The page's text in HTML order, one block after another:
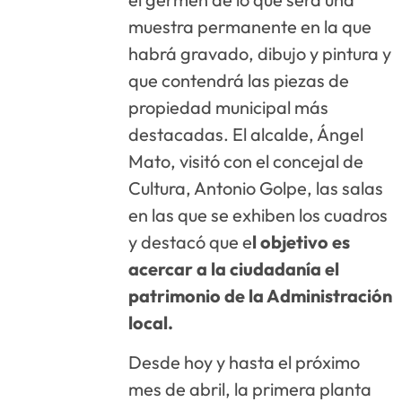
muestra permanente en la que
habrá gravado, dibujo y pintura y
que contendrá las piezas de
propiedad municipal más
destacadas. El alcalde, Ángel
Mato, visitó con el concejal de
Cultura, Antonio Golpe, las salas
en las que se exhiben los cuadros
y destacó que el objetivo es
acercar a la ciudadanía el
patrimonio de la Administración
local.
Desde hoy y hasta el próximo
mes de abril, la primera planta